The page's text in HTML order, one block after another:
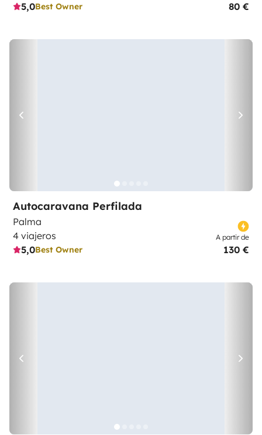
5,0Best Owner 80 €
Autocaravana Perfilada
Palma
4 viajeros
5,0Best Owner
A partir de
130 €